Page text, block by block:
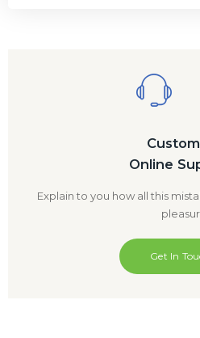
Online
Explain to you how all this
pleasur
Get In